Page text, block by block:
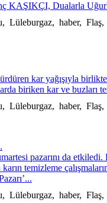
KAŞIKÇI, Dualarla
Lüleburgaz, haber,
kar yağışıyla
biriken kar ve buzları
Lüleburgaz, haber,
pazarını da
temizleme
Lüleburgaz, haber,